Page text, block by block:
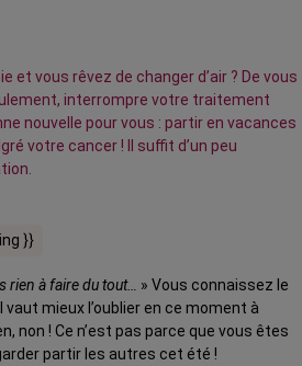
et vous rêvez de changer d’air ? De vous
interrompre votre traitement
nouvelle pour vous : partir en vacances
votre cancer ! Il suffit d’un peu
}}
rien à faire du tout… » Vous connaissez le
mieux l’oublier en ce moment à
non ! Ce n’est pas parce que vous êtes
partir les autres cet été !